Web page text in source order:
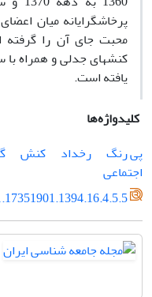
پرخاشگرایانه میان
کنش‏های جدلی و همراه با
یافته است.
کلیدواژه‌ها
پی رنگ
رخداد کنش
اجتماعی